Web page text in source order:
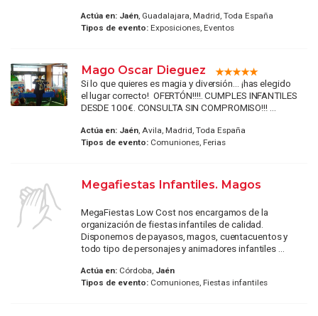
Actúa en: Jaén, Guadalajara, Madrid, Toda España
Tipos de evento:Exposiciones, Eventos
Mago Oscar Dieguez
Si lo que quieres es magia y diversión… ¡has elegido
el lugar correcto! OFERTÓN!!!!. CUMPLES INFANTILES
DESDE 100€. CONSULTA SIN COMPROMISO!!! ...
Actúa en: Jaén, Avila, Madrid, Toda España
Tipos de evento:Comuniones, Ferias
Megafiestas Infantiles. Magos
MegaFiestas Low Cost nos encargamos de la
organización de fiestas infantiles de calidad.
Disponemos de payasos, magos, cuentacuentos y
todo tipo de personajes y animadores infantiles ...
Actúa en:Córdoba, Jaén
Tipos de evento:Comuniones, Fiestas infantiles